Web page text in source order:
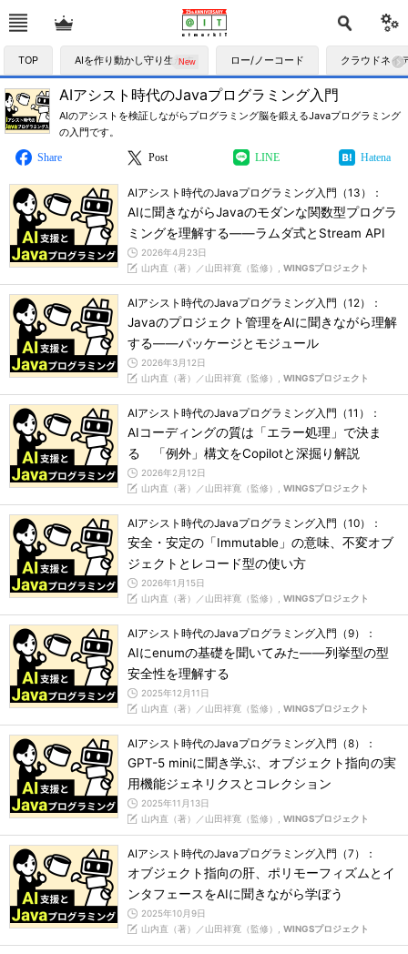
TOP AIを作り動かし守り生かす ロー/ノーコード クラウドネイ
AIアシスト時代のJavaプログラミング入門
AIのアシストを検証しながらプログラミング脳を鍛えるJavaプログラミング
の入門です。
Share
Post LINE Hatena
AIアシスト時代のJavaプログラミング入門（13）：
AIに聞きながらJavaのモダンな関数型プログラ
ミングを理解する――ラムダ式とStream API
2026年4月23日
山内直（著）／山田祥寛（監修）, WINGSプロジェクト
AIアシスト時代のJavaプログラミング入門（12）：
Javaのプロジェクト管理をAIに聞きながら理解
する――パッケージとモジュール
2026年3月12日
山内直（著）／山田祥寛（監修）, WINGSプロジェクト
AIアシスト時代のJavaプログラミング入門（11）：
AIコーディングの質は「エラー処理」で決ま
る 「例外」構文をCopilotと深掘り解説
2026年2月12日
山内直（著）／山田祥寛（監修）, WINGSプロジェクト
AIアシスト時代のJavaプログラミング入門（10）：
安全・安定の「Immutable」の意味、不変オブ
ジェクトとレコード型の使い方
2026年1月15日
山内直（著）／山田祥寛（監修）, WINGSプロジェクト
AIアシスト時代のJavaプログラミング入門（9）：
AIにenumの基礎を聞いてみた――列挙型の型
安全性を理解する
2025年12月11日
山内直（著）／山田祥寛（監修）, WINGSプロジェクト
AIアシスト時代のJavaプログラミング入門（8）：
GPT-5 miniに聞き学ぶ、オブジェクト指向の実
用機能ジェネリクスとコレクション
2025年11月13日
山内直（著）／山田祥寛（監修）, WINGSプロジェクト
AIアシスト時代のJavaプログラミング入門（7）：
オブジェクト指向の肝、ポリモーフィズムとイ
ンタフェースをAIに聞きながら学ぼう
2025年10月9日
山内直（著）／山田祥寛（監修）, WINGSプロジェクト